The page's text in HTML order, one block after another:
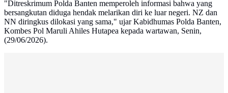
"Ditreskrimum Polda Banten memperoleh informasi bahwa yang
bersangkutan diduga hendak melarikan diri ke luar negeri. NZ dan
NN diringkus dilokasi yang sama," ujar Kabidhumas Polda Banten,
Kombes Pol Maruli Ahiles Hutapea kepada wartawan, Senin,
(29/06/2026).